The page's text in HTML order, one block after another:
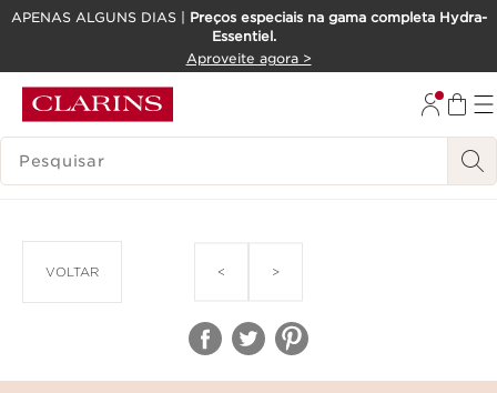
SALTAR PARA O CONTEÚDO
APENAS ALGUNS DIAS | Preços especiais na gama completa Hydra-
Essentiel.
Aproveite agora >
PESQUISAR LEGENDA
VOLTAR < >